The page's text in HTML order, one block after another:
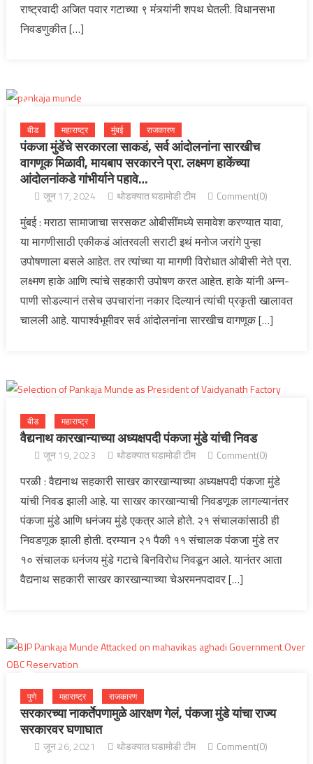
राष्ट्रवादी अजित पवार गटाच्या ९ मंत्र्यांनी शपथ घेतली. विधानसभा
निवडणुकीत […]
बीड महाराष्ट्र मुंबई राजकारण
पंकजा मुंडेंचे सरकारला साकडं, सर्व आंदोलनांना सारखीच
वागणूक मिळावी, मायबाप सरकारने प्रा. लक्ष्मण हाकेंच्या
आंदोलनांकडे गांभीर्याने पहावे…
जून 17, 2024 थोडक्यात घडामोडी टीम Comment(0)
मुंबई : मराठा सामाजाचा सरसकट ओबीसींमध्ये समावेश करण्यात यावा,
या मागणीसाठी एकीकडं आंतरवली सराटी इथं मनोज जरांगे पुन्हा
उपोषणाला बसले आहेत. तर त्यांच्या या मागणी विरोधात ओबीसी नेते प्रा.
लक्ष्मण हाके आणि त्यांचे सहकारी उपोषण करत आहेत. हाके यांनी अन्न-
पाणी सोडल्यानं तसेच उपचारांना नकार दिल्यानं त्यांची प्रकृती खालावत
चालली आहे. यापार्श्वभूमीवर सर्व आंदोलनांना सारखीच वागणूक […]
बीड महाराष्ट्र
वैद्यनाथ कारखान्याच्या अध्यक्षपदी पंकजा मुंडे यांची निवड
जून 19, 2023 थोडक्यात घडामोडी टीम Comment(0)
परळी : वैद्यनाथ सहकारी साखर कारखान्याच्या अध्यक्षपदी पंकजा मुंडे
यांची निवड झाली आहे. या साखर कारखान्याची निवडणूक लागल्यानंतर
पंकजा मुंडे आणि धनंजय मुंडे एकत्र आले होते. २१ संचालकांसाठी ही
निवडणूक झाली होती. दरम्यान २१ पैकी ११ संचालक पंकजा मुंडे तर
१० संचालक धनंजय मुंडे गटाचे बिनविरोध निवडून आले. यानंतर आता
वैद्यनाथ सहकारी साखर कारखान्याच्या चेअरमनपदावर […]
पुणे महाराष्ट्र राजकारण
सरकारच्या नाकर्तेपणामुळे आरक्षण गेलं, पंकजा मुंडे यांचा राज्य
सरकारवर घणाघात
जून 26, 2021 थोडक्यात घडामोडी टीम Comment(0)